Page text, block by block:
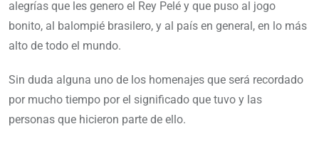
alegrías que les genero el Rey Pelé y que puso al jogo
bonito, al balompié brasilero, y al país en general, en lo más
alto de todo el mundo.
Sin duda alguna uno de los homenajes que será recordado
por mucho tiempo por el significado que tuvo y las
personas que hicieron parte de ello.